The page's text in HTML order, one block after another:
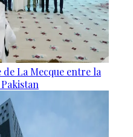
La Mecque entre la